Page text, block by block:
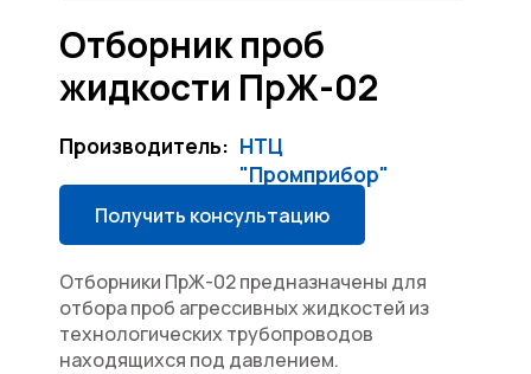
Отборник проб
жидкости ПрЖ-02
Получить консультацию
Производитель: НТЦ
"Промприбор"
Отборники ПрЖ-02 предназначены для
отбора проб агрессивных жидкостей из
технологических трубопроводов
находящихся под давлением.